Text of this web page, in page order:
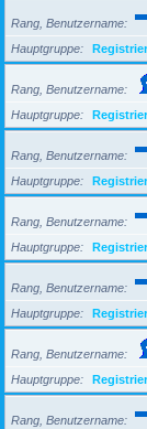
Rang, Benutzername
Hauptgruppe
Rang, Benutzername
Hauptgruppe
Rang, Benutzername
Hauptgruppe
Rang, Benutzername
Hauptgruppe
Rang, Benutzername
Hauptgruppe
Rang, Benutzername
Hauptgruppe
Rang, Benutzername